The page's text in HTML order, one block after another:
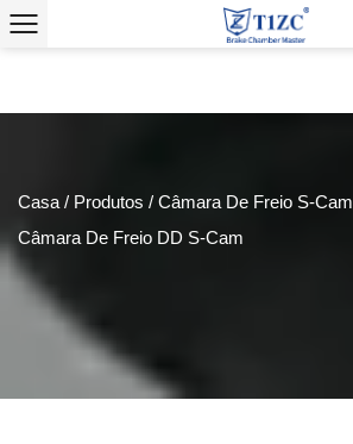
Casa / Produtos / Câmara De Freio S-Cam
Câmara De Freio DD S-Cam